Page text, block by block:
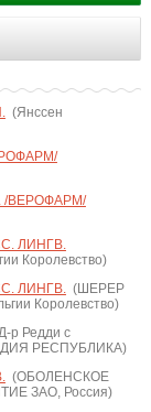
(Янссен
/ВЕРОФАРМ/
ЛИНГВ.
Королевство)
ЛИНГВ.(ШЕРЕР
Королевство)
р Редди с
РЕСПУБЛИКА)
(ОБОЛЕНСКОЕ
ЗАО, Россия)